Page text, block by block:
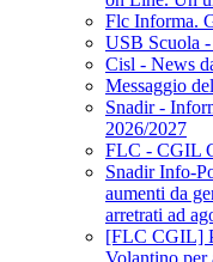
Flc Informa.
USB Scuola
Cisl - News
Messaggio
Snadir -
2026/2027
FLC - CGIL
Snadir Info-
aumenti da
arretrati ad
[FLC CGIL]